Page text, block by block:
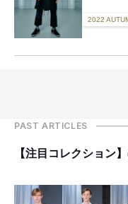
2022
PAST ARTICLES
【注目コレクション